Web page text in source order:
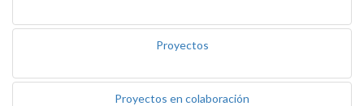
Proyectos
Proyectos en colaboración